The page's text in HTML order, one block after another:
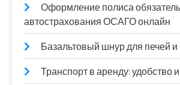
Оформление полиса
автострахования ОСАГО онлайн
Базальтовый шнур для печей и
Транспорт в аренду: удобство